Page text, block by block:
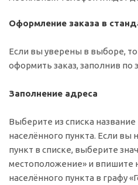
Оформление заказа в
Если вы уверены в выборе,
оформить заказ, заполнив по
Заполнение адреса
Выберите из списка
населённого пункта. Если вы
пункт в списке, выберите
местоположение» и впишите
населённого пункта в графу